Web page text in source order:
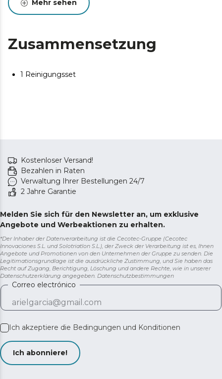
Mehr sehen
Zusammensetzung
1 Reinigungsset
Kostenloser Versand!
Bezahlen in Raten
Verwaltung Ihrer Bestellungen 24/7
2 Jahre Garantie
Melden Sie sich für den Newsletter an, um exklusive
Angebote und Werbeaktionen zu erhalten.
*Der Inhaber der Datenverarbeitung ist die Cecotec-Gruppe (Cecotec
Innovaciones S.L. und Solotriatlon S.L.), der Zweck der Verarbeitung ist es, Ihnen
Angebote und Promotionen von den Unternehmen der Gruppe zu senden. Die
Legitimationsgrundlage ist die ausdrückliche Zustimmung, und Sie haben das
Recht auf Zugang, Berichtigung, Löschung und andere Rechte, wie in unserer
Datenschutzerklärung angegeben. Datenschutzbestimmungen
Correo electrónico
Ich akzeptiere die Bedingungen und Konditionen
Ich abonniere!